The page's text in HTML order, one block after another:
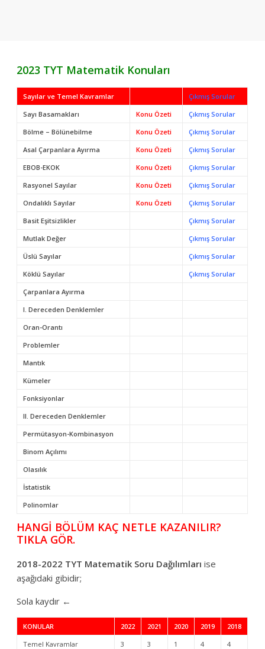
2023 TYT Matematik Konuları
Sayılar ve Temel Kavramlar
Çıkmış Sorular
Sayı Basamakları
Konu Özeti
Çıkmış Sorular
Bölme – Bölünebilme
Konu Özeti
Çıkmış Sorular
Asal Çarpanlara Ayırma
Konu Özeti
Çıkmış Sorular
EBOB-EKOK
Konu Özeti
Çıkmış Sorular
Rasyonel Sayılar
Konu Özeti
Çıkmış Sorular
Ondalıklı Sayılar
Konu Özeti
Çıkmış Sorular
Basit Eşitsizlikler
Çıkmış Sorular
Mutlak Değer
Çıkmış Sorular
Üslü Sayılar
Çıkmış Sorular
Köklü Sayılar
Çıkmış Sorular
Çarpanlara Ayırma
I. Dereceden Denklemler
Oran-Orantı
Problemler
Mantık
Kümeler
Fonksiyonlar
II. Dereceden Denklemler
Permütasyon-Kombinasyon
Binom Açılımı
Olasılık
İstatistik
Polinomlar
HANGİ BÖLÜM KAÇ NETLE KAZANILIR?
TIKLA GÖR.
2018-2022 TYT Matematik Soru Dağılımları ise
aşağıdaki gibidir;
Sola kaydır ←
KONULAR 2022 2021 2020 2019
2018
Temel Kavramlar
3 3 1 4
4